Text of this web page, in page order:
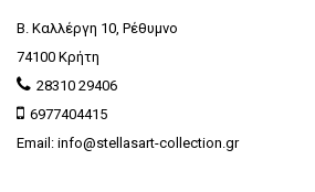
Β. Καλλέργη 10, Ρέθυμνο
74100 Κρήτη
28310 29406
6977404415
Email: info@stellasart-collection.gr